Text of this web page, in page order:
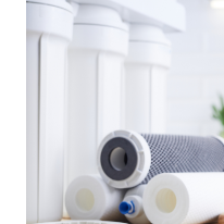
polietilena, PTFE, silikonske
gume, stekla, glaziranih
površin, zelo mehkega usnja